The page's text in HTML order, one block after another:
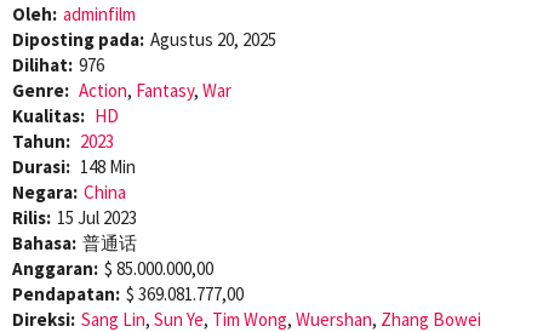
Oleh: adminfilm
Diposting pada: Agustus 20, 2025
Dilihat: 976
Genre: Action, Fantasy, War
Kualitas: HD
Tahun: 2023
Durasi: 148 Min
Negara: China
Rilis: 15 Jul 2023
Bahasa: 普通话
Anggaran: $ 85.000.000,00
Pendapatan: $ 369.081.777,00
Direksi: Sang Lin, Sun Ye, Tim Wong, Wuershan, Zhang Bowei